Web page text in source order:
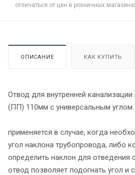
отличаться от цен в розничных
ОПИСАНИЕ КАК КУПИТЬ
Отвод для внутренней
(ПП) 110мм с универсальным
применяется в случае, когда
угол наклона трубопровода, либо
определить наклон для отведения
отвод позволяет подогнать угол и